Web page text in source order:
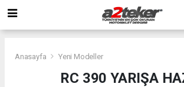
Anasayfa Yeni Modeller
RC 390 YARIŞA